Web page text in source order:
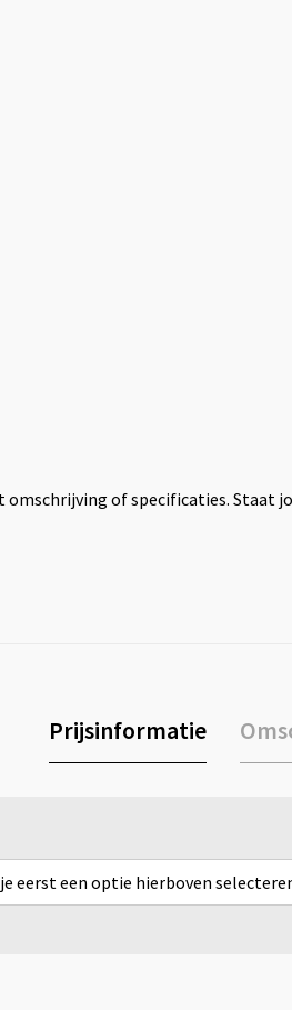
of specificaties. Staat
Prijsinformatie
eerst een optie hierboven